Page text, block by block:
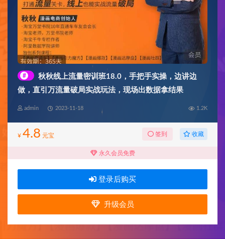
#
秋秋线上流量密训班18.0，手把手实操，边讲边
做，直引万流量破局实战玩法，现场出数据拿结果
admin 2023-11-18 1.2K
¥ 4.8 元宝 签到 收藏
永久会员免费
登录后购买
升级会员